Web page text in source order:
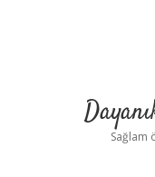
Sağlam